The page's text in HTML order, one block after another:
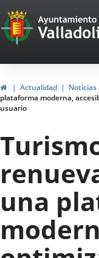
Portal
Web
del
de
Valladolid
HomeActualidad Noticias
plataforma moderna,
usuario
una